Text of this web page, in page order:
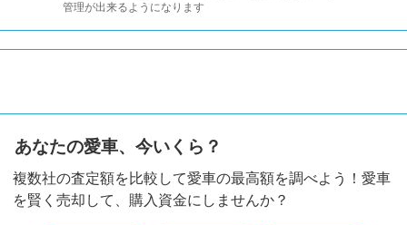
管理が出来るようになります
あなたの愛車、今いくら？
複数社の査定額を比較して愛車の最高額を調べよう！愛車
を賢く売却して、購入資金にしませんか？